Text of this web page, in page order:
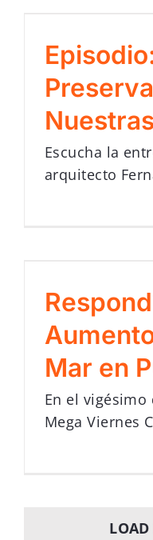
Escucha la
arquitecto
Mar en
En el
Mega Viernes
LOAD